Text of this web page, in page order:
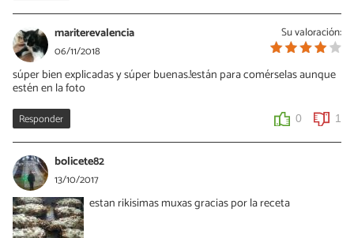
Su valoración:
mariterevalencia
06/11/2018
súper bien explicadas y súper buenas.!están para comérselas aunque
estén en la foto
Responder 0 1
bolicete82
13/10/2017
estan rikisimas muxas gracias por la receta